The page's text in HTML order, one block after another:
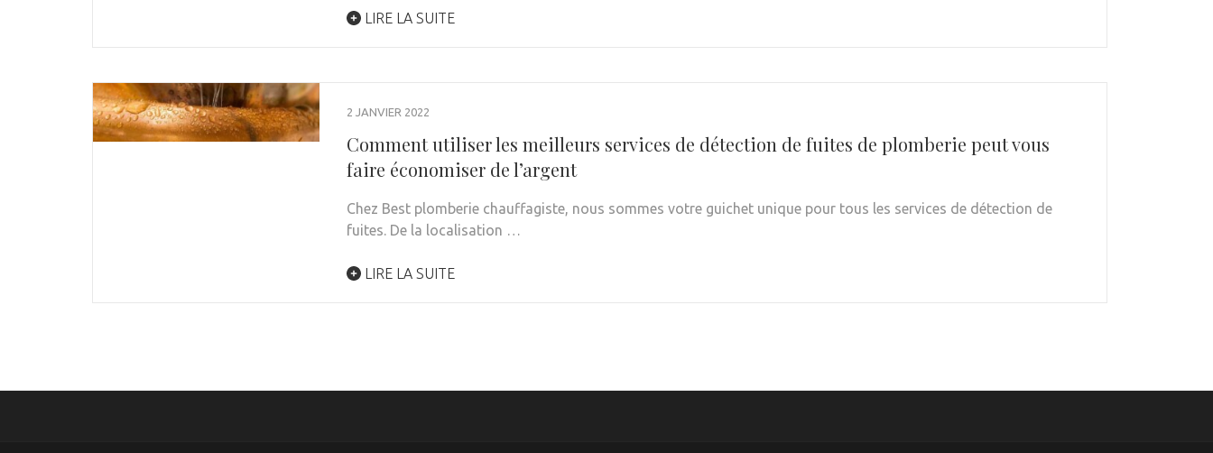
LIRE LA SUITE
2 JANVIER 2022
Comment utiliser les meilleurs services de détection de fuites de plomberie peut vous
faire économiser de l’argent
Chez Best plomberie chauffagiste, nous sommes votre guichet unique pour tous les services de détection de
fuites. De la localisation …
LIRE LA SUITE